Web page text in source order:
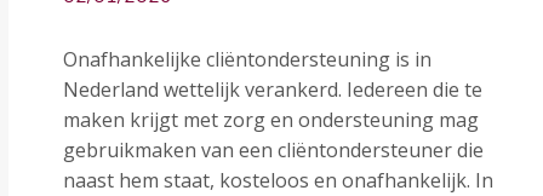
Onafhankelijke cliëntondersteuning is in
Nederland wettelijk verankerd. Iedereen die te
maken krijgt met zorg en ondersteuning mag
gebruikmaken van een cliëntondersteuner die
naast hem staat, kosteloos en onafhankelijk. In